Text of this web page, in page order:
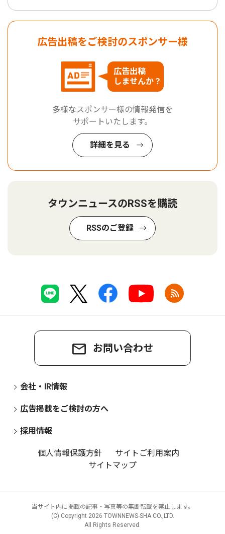
広告出稿をご検討のスポンサー様
広告出稿
しませんか？
多様なスポンサー様の情報発信を
サポートいたします。
詳細を見る
タウンニュースのRSSを購読
RSSのご登録
お問い合わせ
会社・IR情報
広告掲載をご検討の方へ
採用情報
個人情報保護方針
サイトご利用案内
サイトマップ
当サイト内に掲載の記事・写真等の無断転載を禁止します。
(C) Copyright 2026 TOWNNEWS-SHA CO.,LTD.
All Rights Reserved.